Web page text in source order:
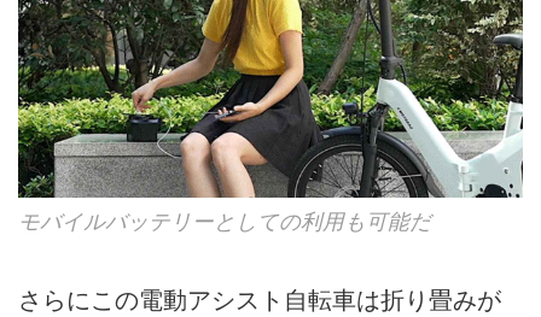
モバイルバッテリーとしての利用も可能だ
さらにこの電動アシスト自転車は折り畳みが